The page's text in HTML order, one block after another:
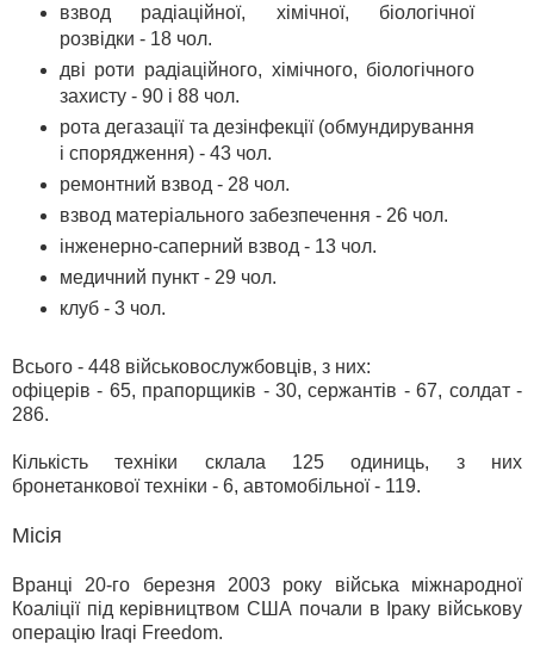
взвод радіаційної, хімічної, біологічної
розвідки - 18 чол.
дві роти радіаційного, хімічного, біологічного
захисту - 90 і 88 чол.
рота дегазації та дезінфекції (обмундирування
і спорядження) - 43 чол.
ремонтний взвод - 28 чол.
взвод матеріального забезпечення - 26 чол.
інженерно-саперний взвод - 13 чол.
медичний пункт - 29 чол.
клуб - 3 чол.
Всього - 448 військовослужбовців, з них:
офіцерів - 65, прапорщиків - 30, сержантів - 67, солдат -
286.
Кількість техніки склала 125 одиниць, з них
бронетанкової техніки - 6, автомобільної - 119.
Місія
Вранці 20-го березня 2003 року війська міжнародної
Коаліції під керівництвом США почали в Іраку військову
операцію Iraqi Freedom.